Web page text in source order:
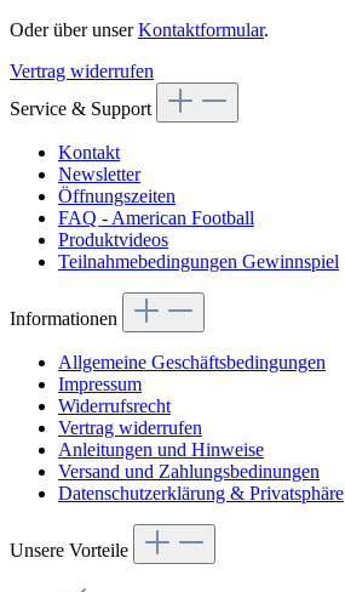
Oder über unserKontaktformular.
Vertrag widerrufen
Service & Support
Kontakt
Newsletter
Öffnungszeiten
FAQ - American Football
Produktvideos
Teilnahmebedingungen Gewinnspiel
Informationen
Allgemeine Geschäftsbedingungen
Impressum
Widerrufsrecht
Vertrag widerrufen
Anleitungen und Hinweise
Versand und Zahlungsbedinungen
Datenschutzerklärung & Privatsphäre
Unsere Vorteile